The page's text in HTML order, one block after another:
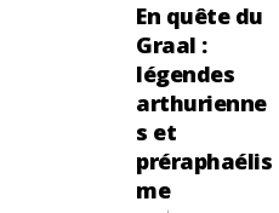
En quête du
Graal :
légendes
arthurienne
s et
préraphaélis
me